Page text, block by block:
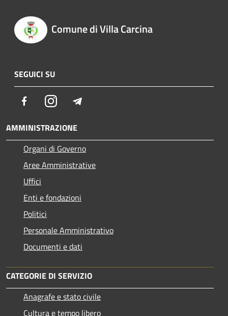
Comune di Villa Carcina
SEGUICI SU
FacebookInstagram
AMMINISTRAZIONE
Organi di Governo
Aree Amministrative
Uffici
Enti e fondazioni
Politici
Personale Amministrativo
Documenti e dati
CATEGORIE DI SERVIZIO
Anagrafe e stato civile
Cultura e tempo libero